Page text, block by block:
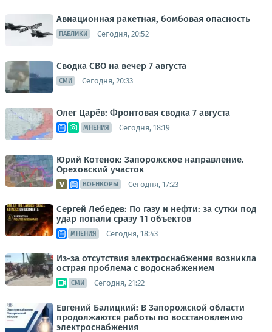
Авиационная ракетная, бомбовая опасность
ПАБЛИКИ Сегодня, 20:52
Сводка СВО на вечер 7 августа
СМИ Сегодня, 20:33
Олег Царёв: Фронтовая сводка 7 августа
МНЕНИЯ Сегодня, 18:19
Юрий Котенок: Запорожское направление.
Ореховский участок
ВОЕНКОРЫ Сегодня, 17:23
Сергей Лебедев: По газу и нефти: за сутки под
удар попали сразу 11 объектов
МНЕНИЯ Сегодня, 18:43
Из-за отсутствия электроснабжения возникла
острая проблема с водоснабжением
СМИ Сегодня, 21:22
Евгений Балицкий: В Запорожской области
продолжаются работы по восстановлению
электроснабжения